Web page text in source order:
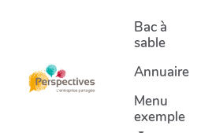
Aller au contenu principal
Bac à
sable
Annuaire
Menu
exemple